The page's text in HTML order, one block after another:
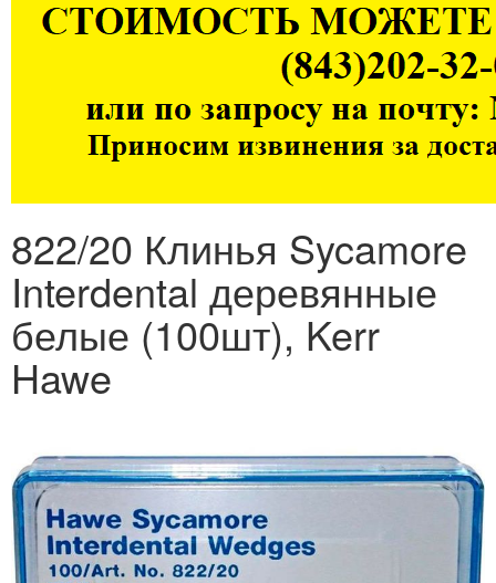
822/20 Клинья Sycamore
Interdental деревянные
белые (100шт), Kerr
Hawe